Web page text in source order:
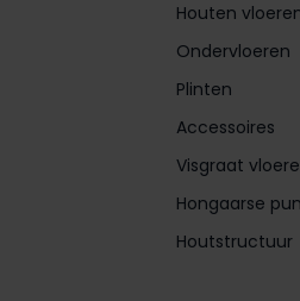
Houten
Ondervloeren
Plinten
Accessoires
Visgraat
Hongaarse
Houtstructuur